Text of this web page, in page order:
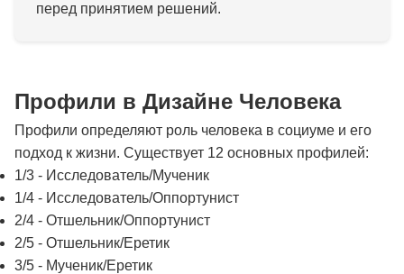
перед принятием решений.
Профили в Дизайне Человека
Профили определяют роль человека в социуме и его
подход к жизни. Существует 12 основных профилей:
1/3 - Исследователь/Мученик
1/4 - Исследователь/Оппортунист
2/4 - Отшельник/Оппортунист
2/5 - Отшельник/Еретик
3/5 - Мученик/Еретик